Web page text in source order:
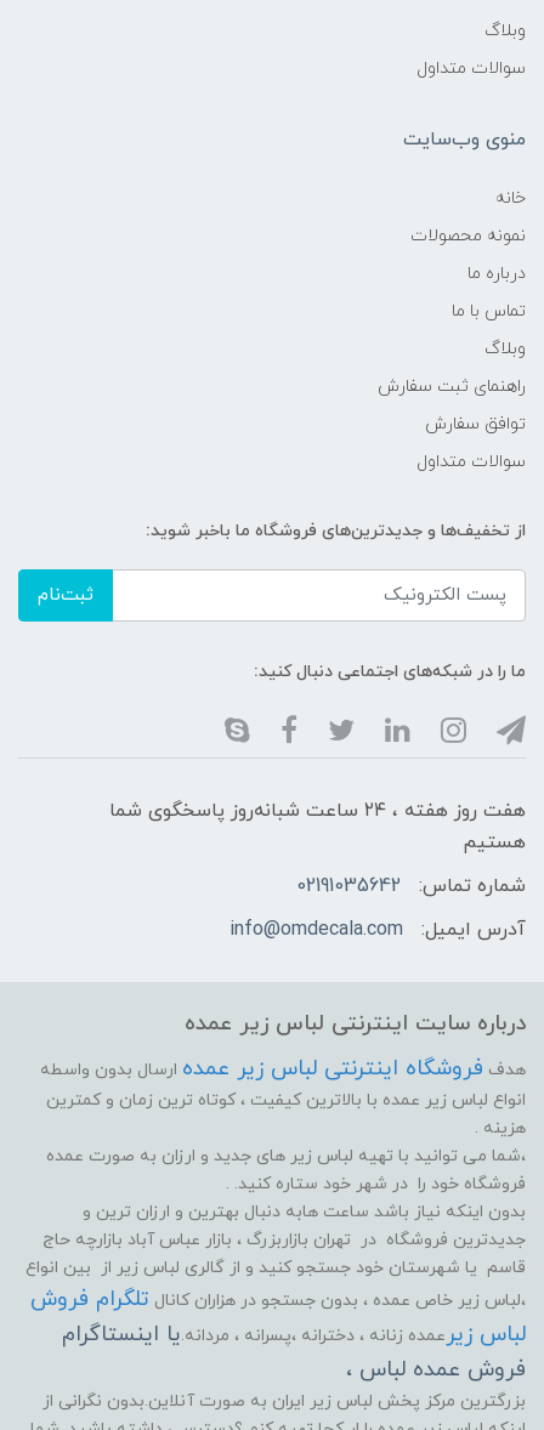
وبلاگ
سوالات متداول
منوی وب‌سایت
خانه
نمونه محصولات
درباره ما
تماس با ما
وبلاگ
راهنمای ثبت سفارش
توافق سفارش
سوالات متداول
از تخفیف‌ها و جدیدترین‌های فروشگاه ما باخبر شوید:
ثبت‌نام
ما را در شبکه‌های اجتماعی دنبال کنید:
هفت روز هفته ، ۲۴ ساعت شبانه‌روز پاسخگوی شما
هستیم
شماره تماس:
02191035642
آدرس ایمیل:
info@omdecala.com
درباره سایت اینترنتی لباس زیر عمده
هدف فروشگاه اینترنتی لباس زیر عمده ارسال بدون واسطه
انواع لباس زیر عمده با بالاترین کیفیت ، کوتاه ترین زمان و کمترین
هزینه .
،شما می توانید با تهیه لباس زیر های جدید و ارزان به صورت عمده
فروشگاه خود را در شهر خود ستاره کنید. .
بدون اینکه نیاز باشد ساعت هابه دنبال بهترین و ارزان ترین و
جدیدترین فروشگاه در تهران بازاربزرگ ، بازار عباس آباد بازارچه حاج
قاسم یا شهرستان خود جستجو کنید و از گالری لباس زیر از بین انواع
،لباس زیر خاص عمده ، بدون جستجو در هزاران کانال تلگرام فروش
لباس زیر عمده زنانه ، دخترانه ،پسرانه ، مردانه.یا اینستاگرام
فروش عمده لباس ،
بزرگترین مرکز پخش لباس زیر ایران به صورت آنلاین.بدون نگرانی از